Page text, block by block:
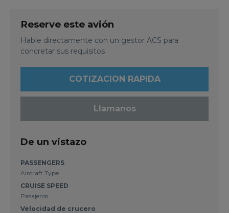
Reserve este avión
Hable directamente con un gestor ACS para
concretar sus requisitos
COTIZACION RAPIDA
Llamanos
De un vistazo
PASSENGERS
Aircraft Type
CRUISE SPEED
Pasajeros
Velocidad de crucero